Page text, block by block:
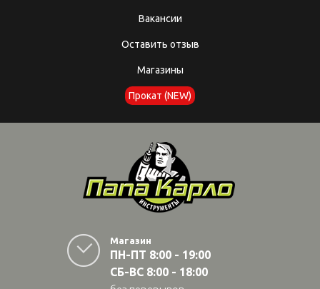
Вакансии
Оставить отзыв
Магазины
Прокат (NEW)
Магазин
ПН-ПТ 8:00 - 19:00
СБ-ВС 8:00 - 18:00